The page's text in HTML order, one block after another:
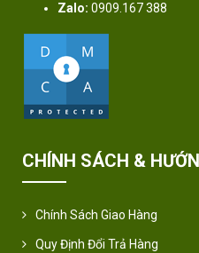
Zalo: 0909.167 388
CHÍNH SÁCH &
Chính Sách Giao Hàng
Quy Định Đổi Trả Hàng